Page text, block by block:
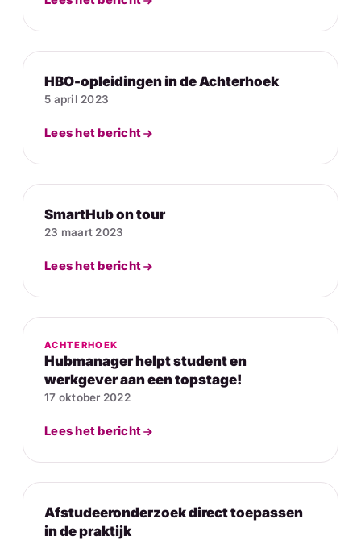
HBO-opleidingen in de Achterhoek
5 april 2023
Lees het bericht
SmartHub on tour
23 maart 2023
Lees het bericht
ACHTERHOEK
Hubmanager helpt student en
werkgever aan een topstage!
17 oktober 2022
Lees het bericht
Afstudeeronderzoek direct toepassen
in de praktijk